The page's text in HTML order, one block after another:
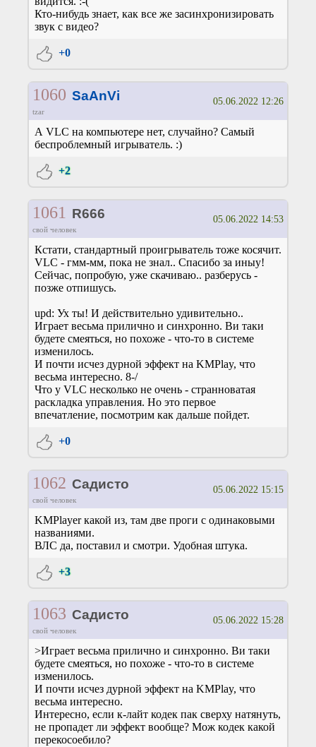
Кто-нибудь знает, как все же засинхронизировать
звук с видео?
+0
1060 SaAnVi
tzar
05.06.2022 12:26
А VLC на компьютере нет, случайно? Самый
беспроблемный игрыватель. :)
+2
1061 R666
свой человек
05.06.2022 14:53
Кстати, стандартный проигрыватель тоже косячит.
VLC - гмм-мм, пока не знал.. Спасибо за иныу!
Сейчас, попробую, уже скачиваю.. разберусь -
позже отпишусь.
upd: Ух ты! И действительно удивительно..
Играет весьма прилично и синхронно. Ви таки
будете смеяться, но похоже - что-то в системе
изменилось.
И почти исчез дурной эффект на KMPlay, что
весьма интересно. 8-/
Что у VLC несколько не очень - странноватая
раскладка управления. Но это первое
впечатление, посмотрим как дальше пойдет.
+0
1062 Садисто
свой человек
05.06.2022 15:15
KMPlayer какой из, там две проги с одинаковыми
названиями.
ВЛС да, поставил и смотри. Удобная штука.
+3
1063 Садисто
свой человек
05.06.2022 15:28
>Играет весьма прилично и синхронно. Ви таки
будете смеяться, но похоже - что-то в системе
изменилось.
И почти исчез дурной эффект на KMPlay, что
весьма интересно.
Интересно, если к-лайт кодек пак сверху натянуть,
не пропадет ли эффект вообще? Мож кодек какой
перекосоебило?